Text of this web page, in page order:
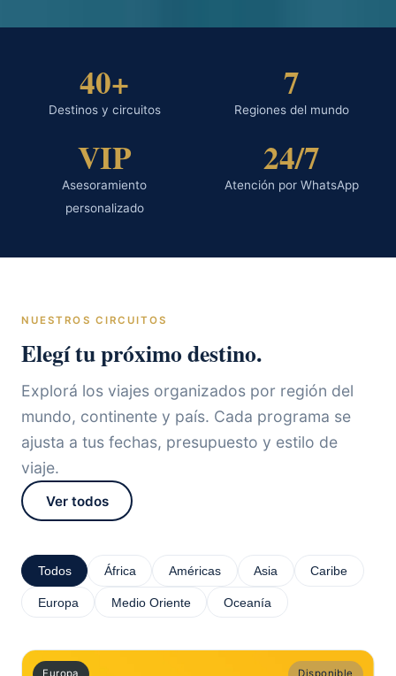
40+
Destinos y circuitos
7
Regiones del mundo
VIP
Asesoramiento
personalizado
24/7
Atención por WhatsApp
NUESTROS CIRCUITOS
Elegí tu próximo destino.
Explorá los viajes organizados por región del
mundo, continente y país. Cada programa se
ajusta a tus fechas, presupuesto y estilo de
viaje.
Ver todos
Todos África Américas Asia Caribe
Europa Medio Oriente Oceanía